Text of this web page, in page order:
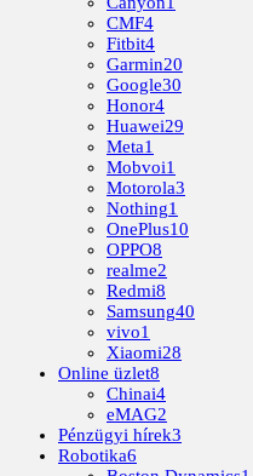
CMF4
Fitbit4
Garmin20
Google30
Honor4
Huawei29
Meta1
Mobvoi1
Motorola3
Nothing1
OnePlus10
OPPO8
realme2
Redmi8
Samsung40
vivo1
Xiaomi28
Online üzlet8
Chinai4
eMAG2
Pénzügyi hírek3
Robotika6